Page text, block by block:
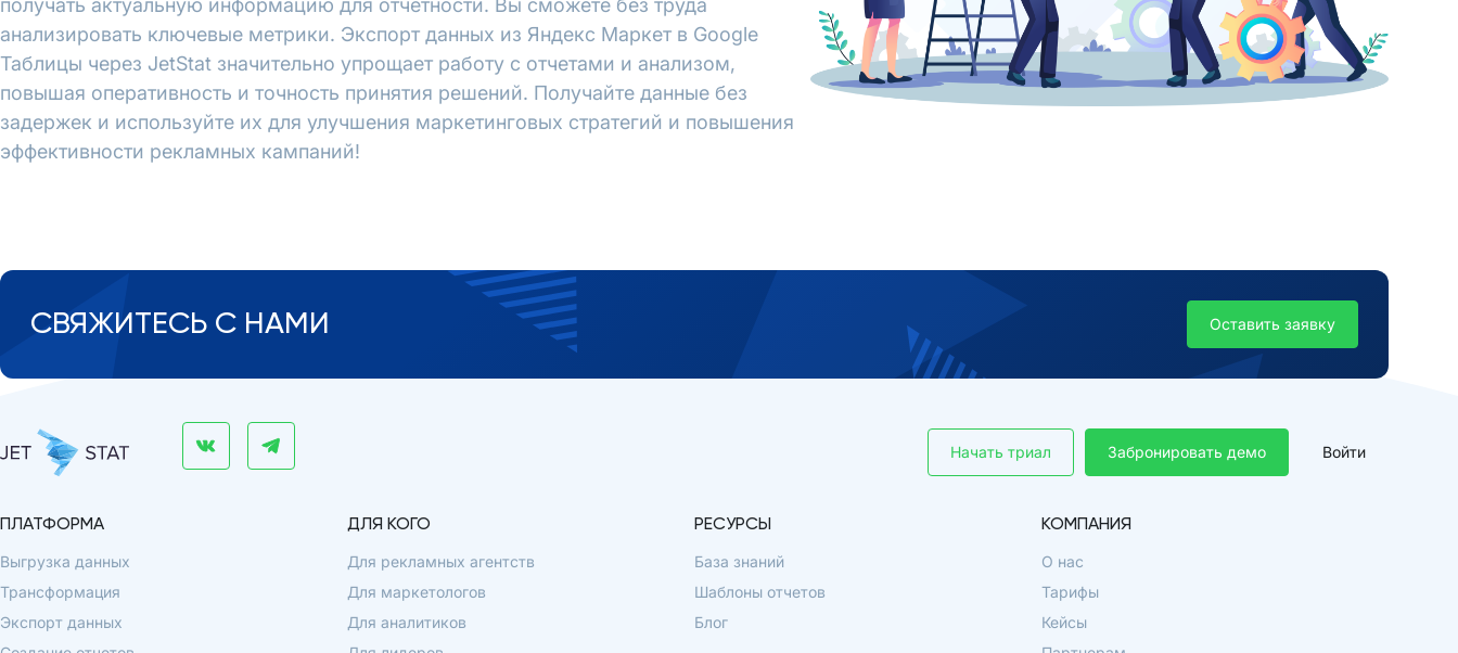
получать актуальную информацию для отчетности. Вы сможете без труда
анализировать ключевые метрики. Экспорт данных из Яндекс Маркет в Google
Таблицы через JetStat значительно упрощает работу с отчетами и анализом,
повышая оперативность и точность принятия решений. Получайте данные без
задержек и используйте их для улучшения маркетинговых стратегий и повышения
эффективности рекламных кампаний!
СВЯЖИТЕСЬ С НАМИ Оставить заявку
Забронировать демо
Начать триал Войти
ПЛАТФОРМА
Выгрузка данных
Трансформация
Экспорт данных
ДЛЯ КОГО
Для рекламных агентств
Для маркетологов
Для аналитиков
РЕСУРСЫ
База знаний
Шаблоны отчетов
Блог
КОМПАНИЯ
О нас
Тарифы
Кейсы